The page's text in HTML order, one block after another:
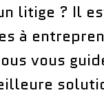
litige ? Il
à
vous